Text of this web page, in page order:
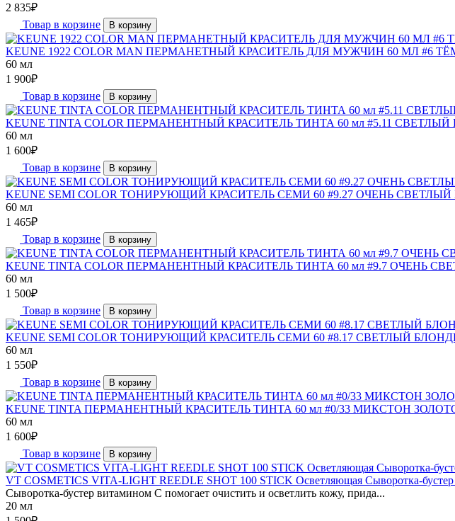
2 835₽
Товар в корзине
В корзину
KEUNE 1922 COLOR MAN ПЕРМАНЕТНЫЙ КРАСИТЕЛЬ ДЛЯ МУЖЧИН 60 МЛ #6
60 мл
1 900₽
Товар в корзине
В корзину
KEUNE TINTA COLOR ПЕРМАНЕНТНЫЙ КРАСИТЕЛЬ ТИНТА 60 мл #5.11
60 мл
1 600₽
Товар в корзине
В корзину
KEUNE SEMI COLOR ТОНИРУЮЩИЙ КРАСИТЕЛЬ СЕМИ 60 #9.27 ОЧЕНЬ
60 мл
1 465₽
Товар в корзине
В корзину
KEUNE TINTA COLOR ПЕРМАНЕНТНЫЙ КРАСИТЕЛЬ ТИНТА 60 мл #9.7 ОЧЕНЬ
60 мл
1 500₽
Товар в корзине
В корзину
KEUNE SEMI COLOR ТОНИРУЮЩИЙ КРАСИТЕЛЬ СЕМИ 60 #8.17 СВЕТЛЫЙ
60 мл
1 550₽
Товар в корзине
В корзину
KEUNE TINTA ПЕРМАНЕНТНЫЙ КРАСИТЕЛЬ ТИНТА 60 мл #0/33 МИКСТОН
60 мл
1 600₽
Товар в корзине
В корзину
VT COSMETICS VITA-LIGHT REEDLE SHOT 100 STICK Осветляющая Сыворотка-
Сыворотка-бустер витамином C помогает очистить и осветлить кожу, прида...
20 мл